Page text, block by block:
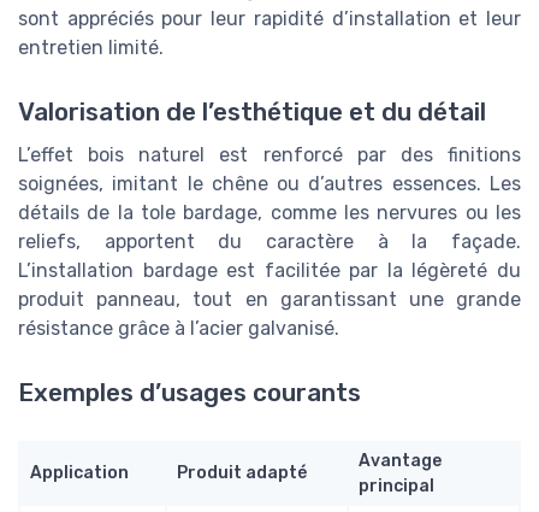
sont appréciés pour leur rapidité d’installation et leur
entretien limité.
Valorisation de l’esthétique et du détail
L’effet bois naturel est renforcé par des finitions
soignées, imitant le chêne ou d’autres essences. Les
détails de la tole bardage, comme les nervures ou les
reliefs, apportent du caractère à la façade.
L’installation bardage est facilitée par la légèreté du
produit panneau, tout en garantissant une grande
résistance grâce à l’acier galvanisé.
Exemples d’usages courants
Application Produit adapté
Avantage
principal